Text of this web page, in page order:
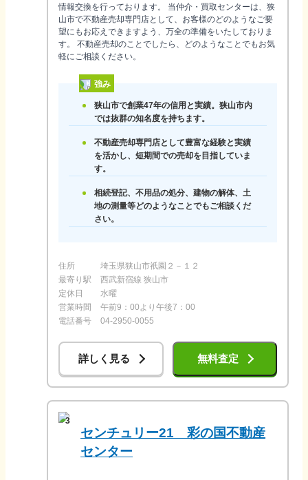
情報交換を行っております。 当仲介・買取センターは、狭
山市で不動産売却専門店として、お客様のどのようなご要
望にもお応えできますよう、万全の準備をいたしておりま
す。 不動産売却のことでしたら、どのようなことでもお気
軽にご相談ください。
強み
狭山市で創業47年の信用と実績。狭山市内
では抜群の知名度を持ちます。
不動産売却専門店として豊富な経験と実績
を活かし、短期間での売却を目指していま
す。
相続登記、不用品の処分、建物の解体、土
地の測量等どのようなことでもご相談くだ
さい。
住所
埼玉県狭山市祇園２－１２
最寄り駅
西武新宿線 狭山市
定休日
水曜
営業時間
午前9：00より午後7：00
電話番号
04-2950-0055
詳しく見る 無料査定
3
センチュリー21 彩の国不動産
センター